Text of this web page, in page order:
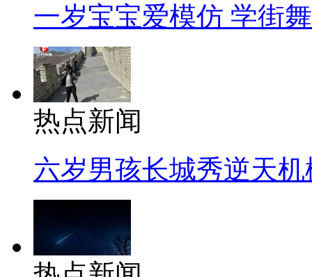
一岁宝宝爱模仿 学街
热点新闻
六岁男孩长城秀逆天机